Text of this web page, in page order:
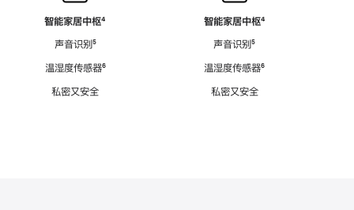
智能家居中枢脚
⁴
声音识别脚
⁵
温湿度传感器脚
⁶
私密又安全
智能家居中枢脚
⁴
声音识别脚
⁵
温湿度传感器脚
⁶
私密又安全